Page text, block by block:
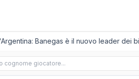
Banegas è il nuovo leader dei